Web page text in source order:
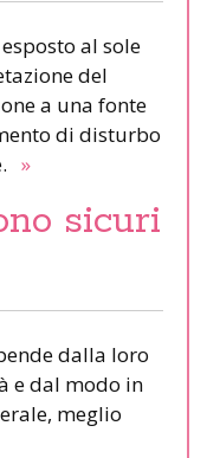
al sole
del
a una fonte
di disturbo
»
sicuri
dalla loro
e dal modo in
meglio